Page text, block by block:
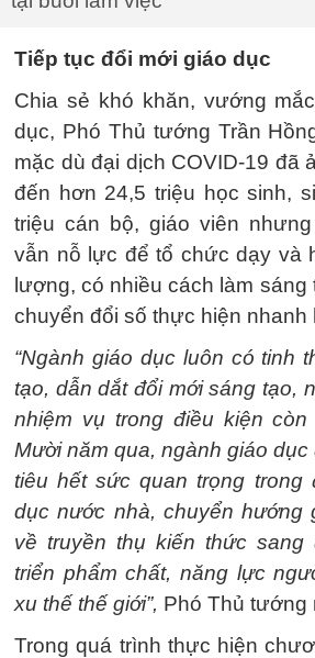
Tiếp tục đổi mới giáo dục
Chia sẻ khó khăn, vướng
dục, Phó Thủ tướng Trần
mặc dù đại dịch COVID-19 đã
đến hơn 24,5 triệu học sinh,
triệu cán bộ, giáo viên
vẫn nỗ lực để tổ chức dạy và
lượng, có nhiều cách làm sáng
chuyển đổi số thực hiện nhanh
“Ngành giáo dục luôn có tinh
tạo, dẫn dắt đổi mới sáng tạo,
nhiệm vụ trong điều kiện còn
Mười năm qua, ngành giáo
tiêu hết sức quan trọng trong
dục nước nhà, chuyển hướng
về truyền thụ kiến thức sang
triển phẩm chất, năng lực
xu thế thế giới”, Phó Thủ tướng
Trong quá trình thực hiện